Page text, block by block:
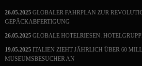
26.05.2025 GLOBALER FAHRPLAN ZUR
GEPÄCKABFERTIGUNG
26.05.2025 GLOBALE HOTELRIESEN:
19.05.2025 ITALIEN ZIEHT JÄHRLICH ÜBER 60
MUSEUMSBESUCHER AN